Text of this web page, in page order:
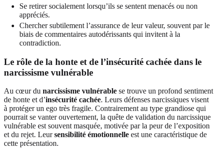
Se retirer socialement lorsqu’ils se sentent menacés ou non
appréciés.
Chercher subtilement l’assurance de leur valeur, souvent par le
biais de commentaires autodérissants qui invitent à la
contradiction.
Le rôle de la honte et de l’insécurité cachée dans le
narcissisme vulnérable
Au cœur du narcissisme vulnérable se trouve un profond sentiment
de honte et d’insécurité cachée. Leurs défenses narcissiques visent
à protéger un ego très fragile. Contrairement au type grandiose qui
pourrait se vanter ouvertement, la quête de validation du narcissique
vulnérable est souvent masquée, motivée par la peur de l’exposition
et du rejet. Leursensibilité émotionnelle est une caractéristique de
cette présentation.